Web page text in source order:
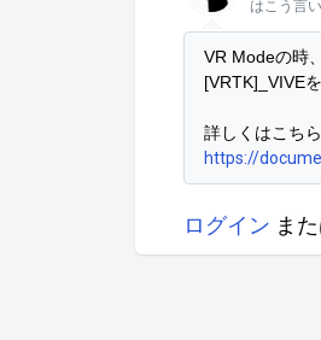
はこう言
VR Modeの時
[VRTK]_VIVE
詳しくはこち
https://
ログイン ま